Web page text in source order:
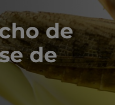
de
de